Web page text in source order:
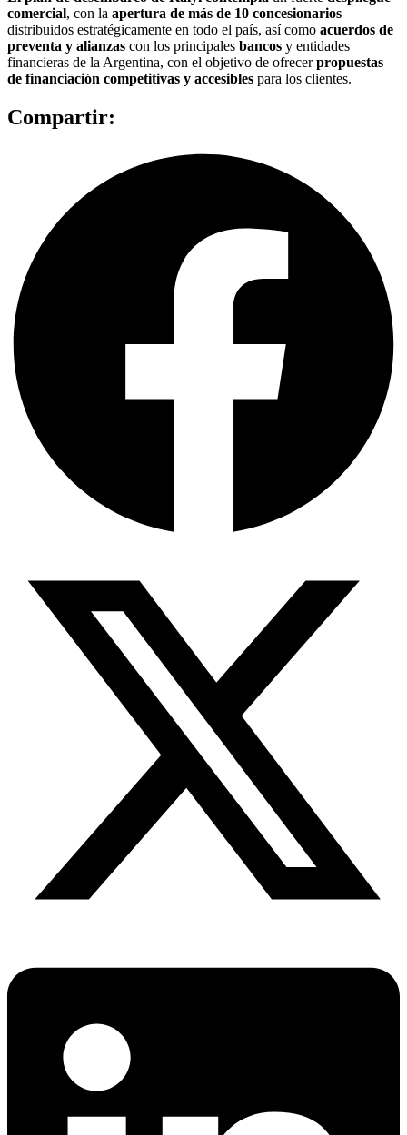
comercial, con la apertura de más de 10 concesionarios
distribuidos estratégicamente en todo el país, así como acuerdos de
preventa y alianzas con los principales bancos y entidades
financieras de la Argentina, con el objetivo de ofrecerpropuestas
de financiación competitivas y accesibles para los clientes.
Compartir: